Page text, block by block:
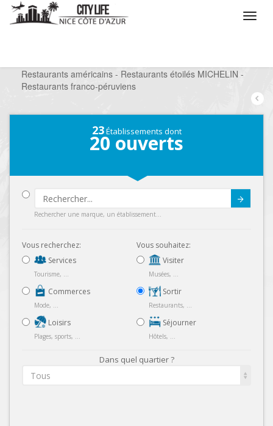
Restaurants américains - Restaurants étoilés MICHELIN -
Restaurants franco-péruviens
23Établissements dont
20 ouverts
Rechercher une marque, un établissement...
Vous recherchez:
Services
Tourisme, ...
Commerces
Mode, ...
Loisirs
Plages, sports, ...
Vous souhaitez:
Visiter
Musées, ...
Sortir
Restaurants, ...
Séjourner
Hôtels, ...
Dans quel quartier ?
Tous